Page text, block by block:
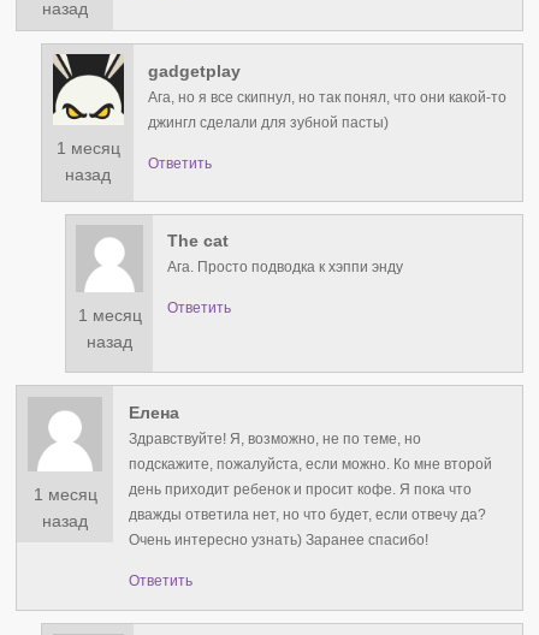
назад
1 месяц
назад
gadgetplay
Ага, но я все скипнул, но так понял, что они какой-то
джингл сделали для зубной пасты)
Ответить
1 месяц
назад
The cat
Ага. Просто подводка к хэппи энду
Ответить
1 месяц
назад
Елена
Здравствуйте! Я, возможно, не по теме, но
подскажите, пожалуйста, если можно. Ко мне второй
день приходит ребенок и просит кофе. Я пока что
дважды ответила нет, но что будет, если отвечу да?
Очень интересно узнать) Заранее спасибо!
Ответить